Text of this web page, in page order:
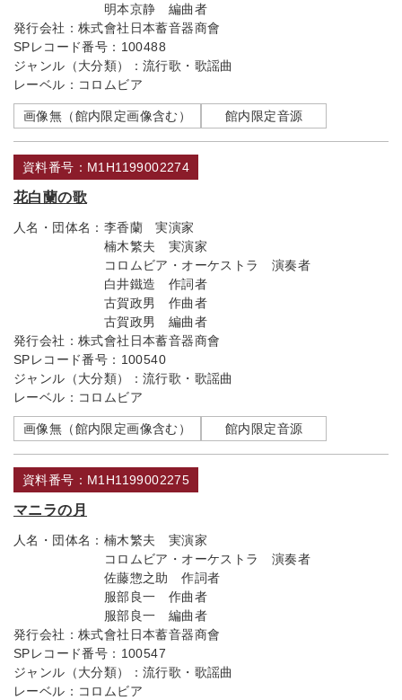
明本京静 編曲者
発行会社： 株式會社日本蓄音器商會
SPレコード番号： 100488
ジャンル（大分類）： 流行歌・歌謡曲
レーベル： コロムビア
画像無（館内限定画像含む） 館内限定音源
資料番号：M1H1199002274
花白蘭の歌
人名・団体名： 李香蘭 実演家
楠木繁夫 実演家
コロムビア・オーケストラ 演奏者
白井鐵造 作詞者
古賀政男 作曲者
古賀政男 編曲者
発行会社： 株式會社日本蓄音器商會
SPレコード番号： 100540
ジャンル（大分類）： 流行歌・歌謡曲
レーベル： コロムビア
画像無（館内限定画像含む） 館内限定音源
資料番号：M1H1199002275
マニラの月
人名・団体名： 楠木繁夫 実演家
コロムビア・オーケストラ 演奏者
佐藤惣之助 作詞者
服部良一 作曲者
服部良一 編曲者
発行会社： 株式會社日本蓄音器商會
SPレコード番号： 100547
ジャンル（大分類）： 流行歌・歌謡曲
レーベル： コロムビア